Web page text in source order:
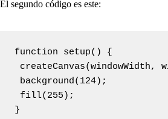
El segundo código es este:
function setup() {
createCanvas(windowWidth,
background(124);
fill(255);
}